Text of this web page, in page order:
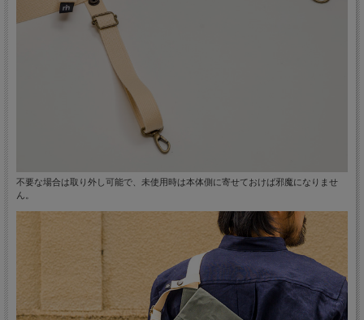
不要な場合は取り外し可能で、未使用時は本体側に寄せておけば邪魔になりませ
ん。